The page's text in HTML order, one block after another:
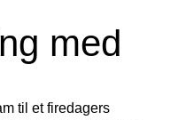
med
til et firedagers